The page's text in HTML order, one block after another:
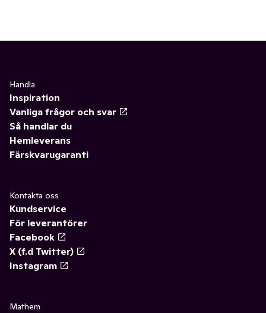
Handla
Inspiration
Vanliga frågor och svar
Så handlar du
Hemleverans
Färskvarugaranti
Kontakta oss
Kundservice
För leverantörer
Facebook
X (f.d Twitter)
Instagram
Mathem